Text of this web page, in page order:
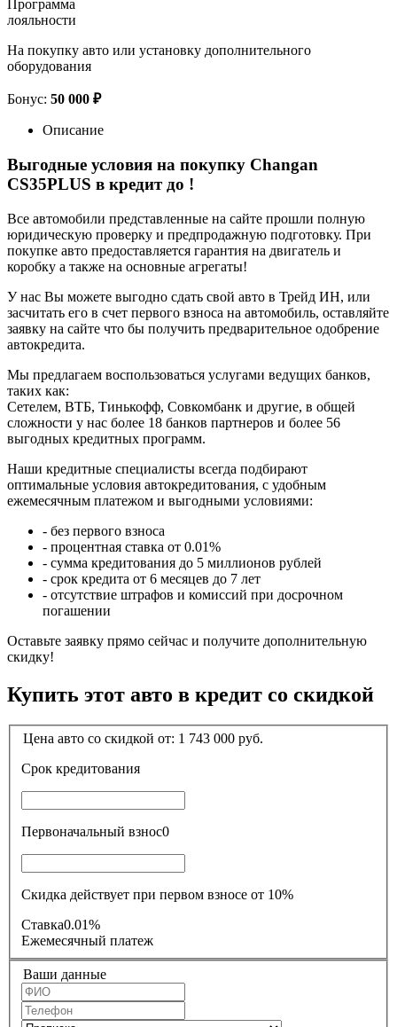
Программа
лояльности
На покупку авто или установку дополнительного
оборудования
Бонус: 50 000 ₽
Описание
Выгодные условия на покупку Changan
CS35PLUS в кредит до !
Все автомобили представленные на сайте прошли полную
юридическую проверку и предпродажную подготовку. При
покупке авто предоставляется гарантия на двигатель и
коробку а также на основные агрегаты!
У нас Вы можете выгодно сдать свой авто в Трейд ИН, или
засчитать его в счет первого взноса на автомобиль, оставляйте
заявку на сайте что бы получить предварительное одобрение
автокредита.
Мы предлагаем воспользоваться услугами ведущих банков,
таких как:
Сетелем, ВТБ, Тинькофф, Совкомбанк и другие, в общей
сложности у нас более 18 банков партнеров и более 56
выгодных кредитных программ.
Наши кредитные специалисты всегда подбирают
оптимальные условия автокредитования, с удобным
ежемесячным платежом и выгодными условиями:
- без первого взноса
- процентная ставка от 0.01%
- сумма кредитования до 5 миллионов рублей
- срок кредита от 6 месяцев до 7 лет
- отсутствие штрафов и комиссий при досрочном
погашении
Оставьте заявку прямо сейчас и получите дополнительную
скидку!
Купить этот авто в кредит со скидкой
Цена авто со скидкой от: 1 743 000 руб.
Срок кредитования
Первоначальный взнос0
Скидка действует при первом взносе от 10%
Ставка0.01%
Ежемесячный платеж
Ваши данные